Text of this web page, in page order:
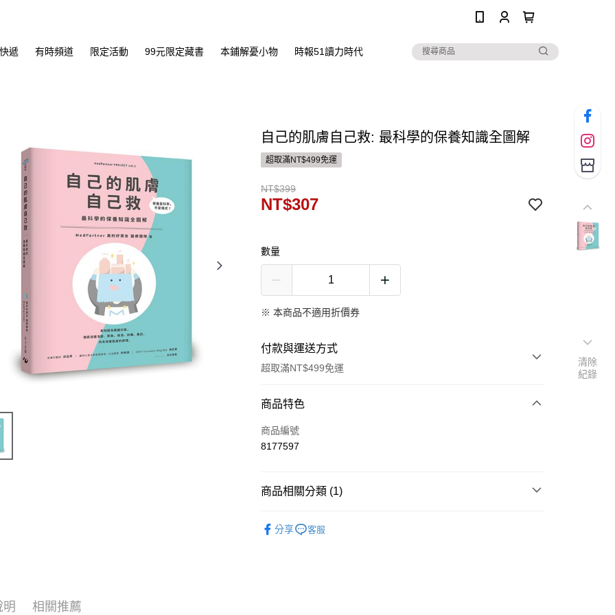
遞 有時頻道 限定活動 99元限定藏書 本鋪解憂小物 時報51讀力時代
自己的肌膚自己救: 最科學的保養知識全圖解
超取滿NT$499免運
NT$399
NT$307
數量
※ 本商品不適用折價券
付款與運送方式
超取滿NT$499免運
付款方式
信用卡一次付款
運送方式
付款後全家取貨
商品特色
商品編號
8177597
商品相關分類 (1)
分享
客服
明 相關推薦
清除
紀錄